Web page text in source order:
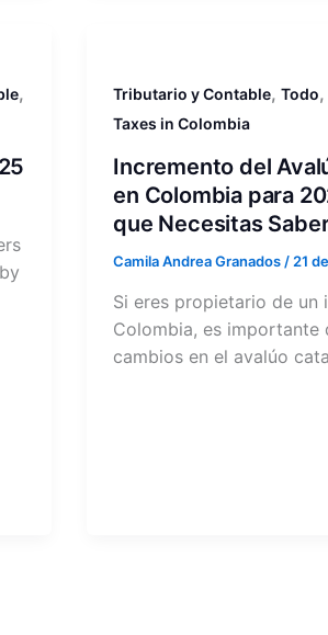
, Tributario y Contable,Todo,
Taxes in Colombia
Incremento del
en Colombia para
que Necesitas
Camila Andrea Granados/21
Si eres propietario de un
Colombia, es importante
cambios en el avalúo